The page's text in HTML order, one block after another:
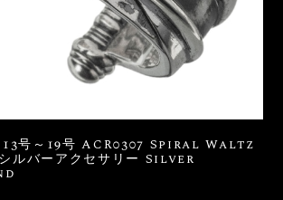
13号～19号 ACR0307 Spiral Waltz
ルバーアクセサリー Silver